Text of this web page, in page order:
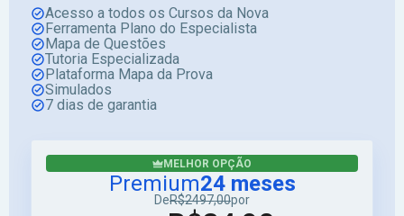
Acesso a todos os Cursos da Nova
Ferramenta Plano do Especialista
Mapa de Questões
Tutoria Especializada
Plataforma Mapa da Prova
Simulados
7 dias de garantia
MELHOR OPÇÃO
Premium24 meses
DeR$2497,00por